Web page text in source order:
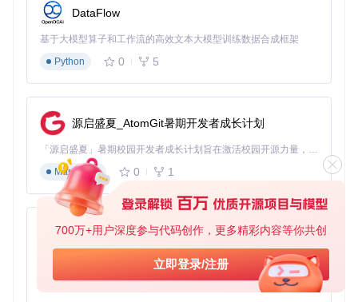
700万+用户深度参与代码创作，更多精彩内容等你共创
立即登录/注册
存储
配置
disk.dataPartitio
模式
tBoot=yes
开启Metal图形加速
注意事项
Activity Monitor监控资源占用情况。
3.2 常见问题诊断方案
问题现象
可能原因
解决方案
启动卡在"And
roid" logo
系统镜像
损坏
删除 ~/.android/avd
目录
下对应AVD文件夹
应用架构
确保测试应用为arm64-v8a
版本
DataFlow
基于大模型算子和工作流的高效文本大模型训练数据合成框架
Python
0 5
源启盛夏_AtomGit暑期开发者成长计划
「源启盛夏」暑期校园开发者成长计划旨在激活校园开源力量，通过积分激励、认证扶持、资源倾斜等形式，引导高校组织和开发者完成「入驻 — 建项目 — 做贡献 — 获认证 — 得资源」的完整闭环。无论你是想带领社团入驻平台的组织者，还是希望用代码贡献证明自己的开发者，都能在这里找到属于你的成长路径。
Markdown
0 1
py-xiaozhi
基于Python的Xiaozhi AI，适用于想要完整Xiaozhi体验而无需拥有专用硬件的用户。
Python
0 1